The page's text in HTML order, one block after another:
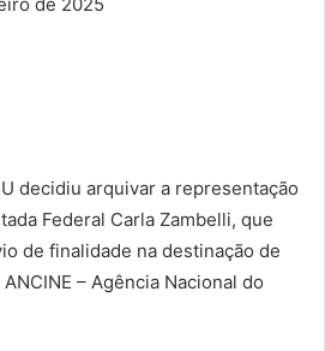
decidiu arquivar a representação
Federal Carla Zambelli, que
de finalidade na destinação de
– Agência Nacional do